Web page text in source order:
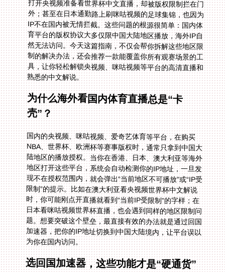
熟悉的中文解说。
为什么海外看国内体育直播总是“卡
壳”？
国内的央视频、咪咕视频、爱奇艺体育等平台，在购买
NBA、世界杯、欧洲杯等赛事版权时，通常只拿到中国大
陆地区的播放授权。当你在香港、日本、澳大利亚等海外
地区打开这些平台，系统会自动检测你的IP地址，一旦发
现不在授权范围内，就会弹出“当前地区不可播放”或“IP受
限制”的提示。比如在澳大利亚看央视频世界杯中文解说
时，你可能刚点开直播就看到“当前IP受限制”的字样；在
日本看咪咕视频世界杯直播，也会遇到同样的地区限制问
题。想要突破这个壁垒，最直接有效的办法就是通过回国
加速器，把你的IP地址切换到中国大陆境内，让平台误以
为你在国内访问。
选回国加速器，这些功能才是“硬通货”